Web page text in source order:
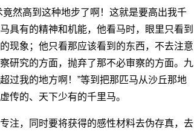
然高到这种地步了啊！这就是要高出我千
具有的精神和机能，他看马时，眼里只看到
现象；他只看那应该看到的东西，不去注意
研究的方面，抛弃了那不必审察的方面。九
过我的地方啊！”等到把那匹马从沙丘那地
传的、天下少有的千里马。
，同时要将获得的感性材料去伪存真，去